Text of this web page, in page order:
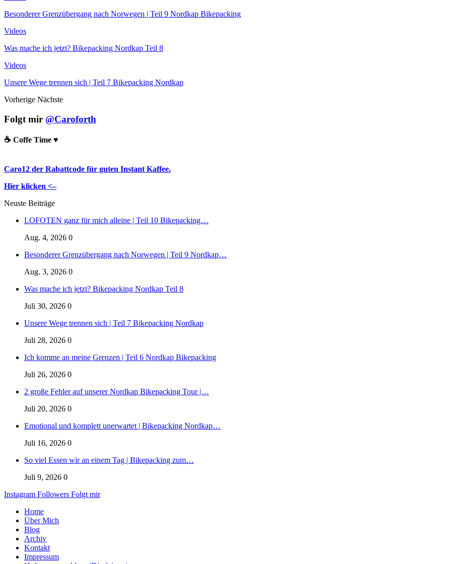
Besonderer Grenzübergang nach Norwegen | Teil 9 Nordkap Bikepacking
Videos
Was mache ich jetzt? Bikepacking Nordkap Teil 8
Videos
Unsere Wege trennen sich | Teil 7 Bikepacking Nordkap
Vorherige Nächste
Folgt mir @Caroforth
☕️ Coffe Time ♥️
Caro12 der Rabattcode für guten Instant Kaffee.
Hier klicken <–
Neuste Beiträge
LOFOTEN ganz für mich alleine | Teil 10 Bikepacking…
Aug. 4, 2026 0
Besonderer Grenzübergang nach Norwegen | Teil 9 Nordkap…
Aug. 3, 2026 0
Was mache ich jetzt? Bikepacking Nordkap Teil 8
Juli 30, 2026 0
Unsere Wege trennen sich | Teil 7 Bikepacking Nordkap
Juli 28, 2026 0
Ich komme an meine Grenzen | Teil 6 Nordkap Bikepacking
Juli 26, 2026 0
2 große Fehler auf unserer Nordkap Bikepacking Tour |…
Juli 20, 2026 0
Emotional und komplett unerwartet | Bikepacking Nordkap…
Juli 16, 2026 0
So viel Essen wir an einem Tag | Bikepacking zum…
Juli 9, 2026 0
Instagram Followers Folgt mir
Home
Über Mich
Blog
Archiv
Kontakt
Impressum